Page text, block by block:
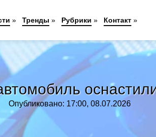
Опубликовано: 17:00, 08.07.2026
» Тренды » Рубрики » Контакт »